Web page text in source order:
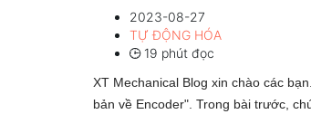
2023-08-27
TỰ ĐỘNG HÓA
19 phút đọc
XT Mechanical Blog xin chào các
bản về Encoder". Trong bài trước,